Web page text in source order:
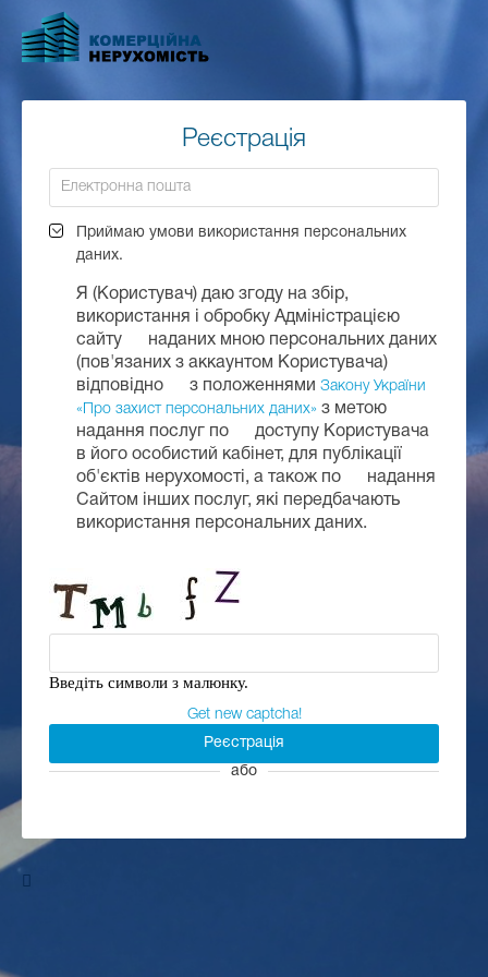
Перейти
основного
вмісту
Реєстрація
Приймаю умови використання персональних
даних.
Я (Користувач) даю згоду на збір,
використання і обробку Адміністрацією
сайту наданих мною персональних даних
(пов'язаних з аккаунтом Користувача)
відповідно з положеннями Закону України
«Про захист персональних даних» з метою
надання послуг по доступу Користувача
в його особистий кабінет, для публікації
об'єктів нерухомості, а також по надання
Сайтом інших послуг, які передбачають
використання персональних даних.
Введіть символи з малюнку.
Get new captcha!
або